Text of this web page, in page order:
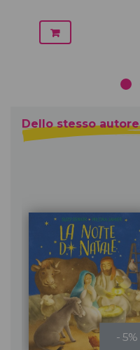
Dello stesso autore
- 5%